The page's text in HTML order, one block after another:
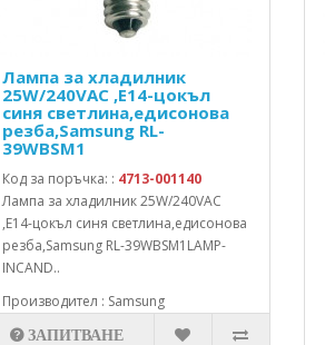
Лампа за хладилник
25W/240VAC ,E14-цокъл
синя светлина,едисонова
резба,Samsung RL-
39WBSM1
Код за поръчка: : 4713-001140
Лампа за хладилник 25W/240VAC
,E14-цокъл синя светлина,едисонова
резба,Samsung RL-39WBSM1LAMP-
INCAND..
Производител : Samsung
ЗАПИТВАНЕ